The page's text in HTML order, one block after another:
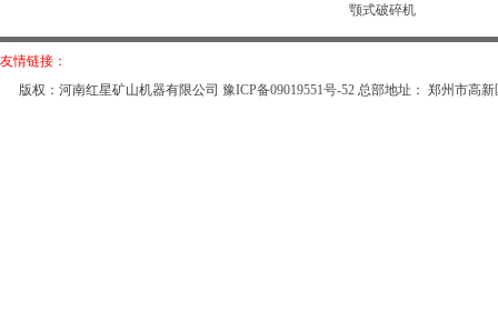
颚式破碎机
友情链接：
版权：河南红星矿山机器有限公司豫ICP备09019551号-52 总部地址： 郑州市高